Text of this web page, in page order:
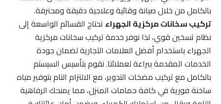
بالكامل من خلال صيانة وقائية وعلاجية دقيقة ومحترفة.
تركيب سخانات مركزية الجهراءتحتاج القسائم الواسعة إلى
نظام تسخين قوي، لذا نوفر خدمة تركيب سخانات مركزية
الجهراء باستخدام أفضل العلامات التجارية لضمان جودة
الخدمات المقدمة ببراعة لعملائنا. نقوم بتأسيس السيستم
بالكامل مع تركيب مضخات التدوير، مع الالتزام التام بتوفير مياه
ساخنة فورية في كافة حمامات المنزل، مما يمنحك الرفاهية